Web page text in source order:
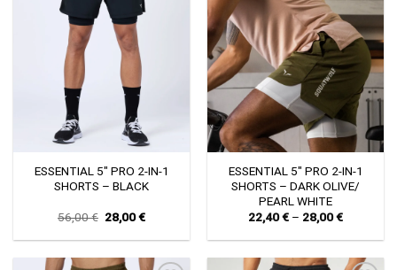
Πρόσθήκη
στην λίστα
επιθυμιών
ESSENTIAL 5″ PRO 2-IN-1
SHORTS – BLACK
56,00€ Original
price
was:
28,00€Current
is:
Πρόσθήκη
στην λίστα
επιθυμιών
ESSENTIAL 5″ PRO 2-IN-1
SHORTS – DARK OLIVE/
PEARL WHITE
22,40€ – 28,00€Price
22,40 €
28,00 €